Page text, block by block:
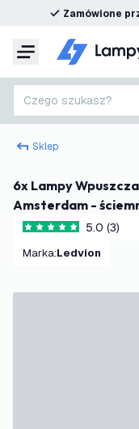
Zamówione
Menu
Czego szukasz?
Sklep
6x Lampy Wpuszczane w Sufit - Stal Nierdzewna -
Amsterdam -
5 Gwiazdki oceny
5.0 (3)
Marka: Ledvion